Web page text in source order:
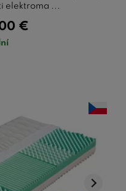
elektroma ...
€